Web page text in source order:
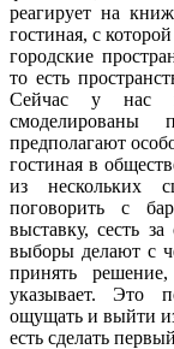
реагирует на
гостиная, с
городские
то есть
Сейчас у нас
предполагают
гостиная в
из нескольких
поговорить с
выставку, сесть
выборы делают с
принять
указывает. Это
ощущать и выйти
есть сделать